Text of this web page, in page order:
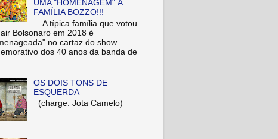
UMA "HOMENAGEM" À
FAMÍLIA BOZZO!!!
A típica família que votou
Bolsonaro em 2018 é
no cartaz do show
dos 40 anos da banda de
OS DOIS TONS DE
ESQUERDA
(charge: Jota Camelo)